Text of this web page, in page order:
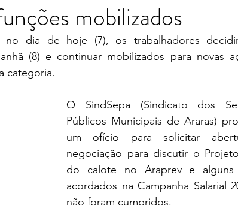
Região Governo Federal
Férias Trânsito Eleições 2024
Carnaval
mobilizados
no dia de hoje (7), os trabalhadores
(8) e continuar mobilizados para novas
categoria.
O SindSepa (Sindicato dos
Públicos Municipais de Araras)
um ofício para solicitar
negociação para discutir o
do calote no Araprev e alguns
acordados na Campanha Salarial
não foram cumpridos.